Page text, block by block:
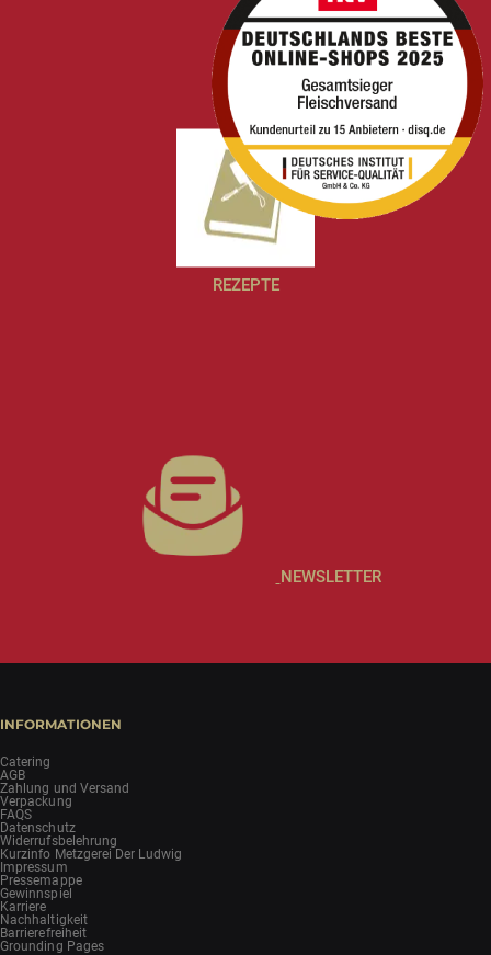
REZEPTE
NEWSLETTER
INFORMATIONEN
Catering
AGB
Zahlung und Versand
Verpackung
FAQS
Datenschutz
Widerrufsbelehrung
Kurzinfo Metzgerei Der Ludwig
Impressum
Pressemappe
Gewinnspiel
Karriere
Nachhaltigkeit
Barrierefreiheit
Grounding Pages